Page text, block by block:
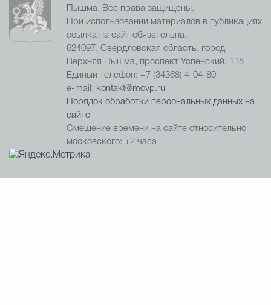
Пышма. Все права защищены.
При использовании материалов в публикациях
ссылка на сайт обязательна.
624097, Свердловская область, город
Верхняя Пышма, проспект Успенский, 115
Единый телефон: +7 (34368) 4-04-80
e-mail: kontakt@movp.ru
Порядок обработки персональных данных на
сайте
Смещение времени на сайте относительно
московского: +2 часа